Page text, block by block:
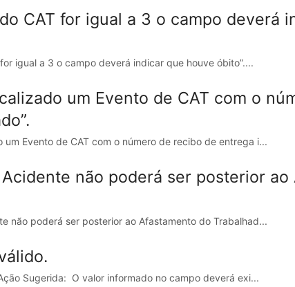
CAT for igual a 3 o campo deverá
igual a 3 o campo deverá indicar que houve óbito”....
um Evento de CAT com o
Evento de CAT com o número de recibo de entrega i...
não poderá ser posterior ao
não poderá ser posterior ao Afastamento do Trabalhad...
Sugerida: O valor informado no campo deverá exi...